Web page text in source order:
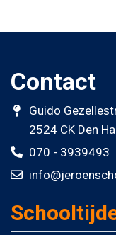
Contact
Guido
2524 CK Den
070 - 3939493